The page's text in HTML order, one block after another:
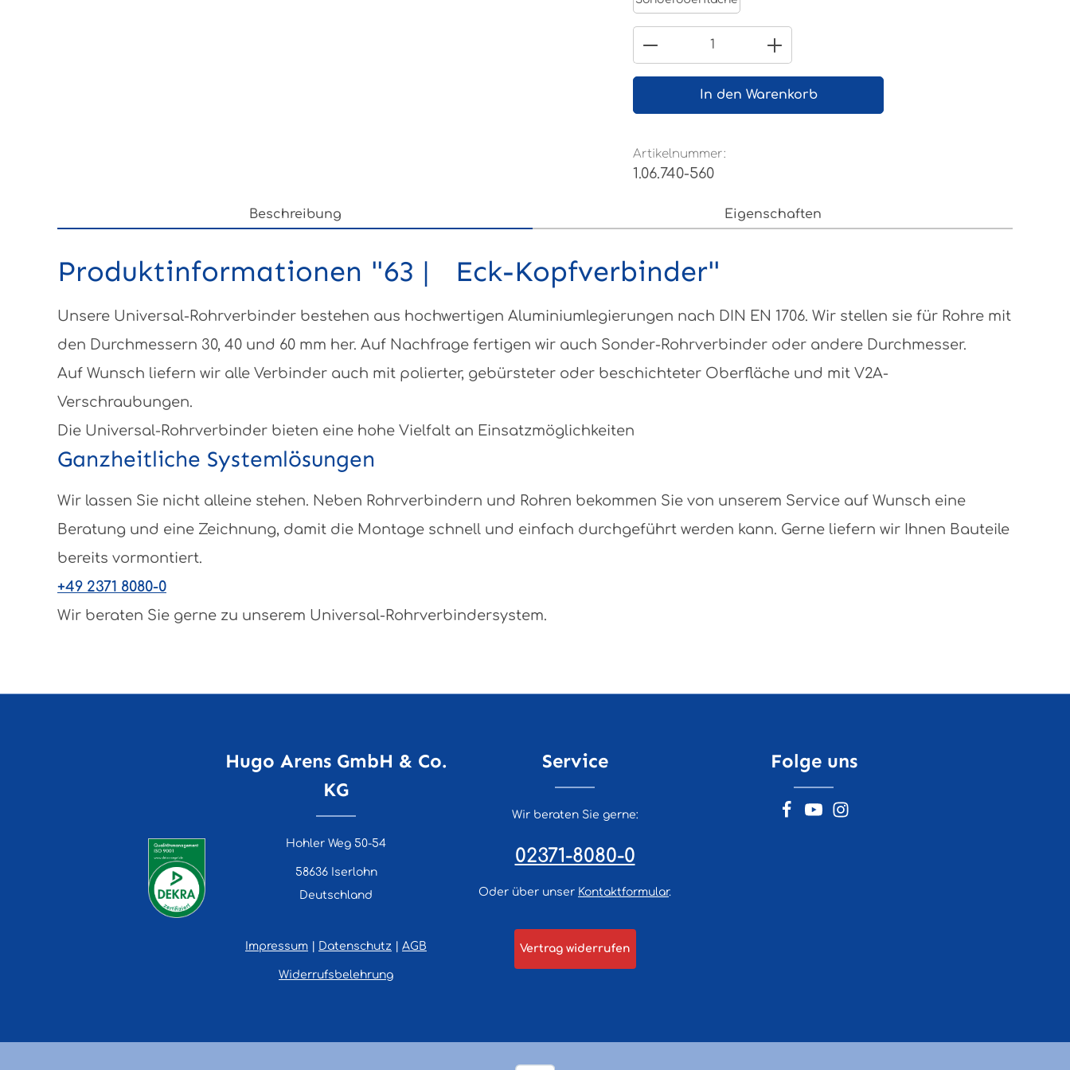
Produkt Anzahl: Gib den gewünschten
In den Warenkorb
Artikelnummer:
1.06.740-560
Beschreibung Eigenschaften
Produktinformationen "63 | Eck-Kopfverbinder"
Unsere Universal-Rohrverbinder bestehen aus hochwertigen Aluminiumlegierungen nach DIN EN 1706. Wir stellen sie für Rohre mit
den Durchmessern 30, 40 und 60 mm her. Auf Nachfrage fertigen wir auch Sonder-Rohrverbinder oder andere Durchmesser.
Auf Wunsch liefern wir alle Verbinder auch mit polierter, gebürsteter oder beschichteter Oberfläche und mit V2A-
Verschraubungen.
Die Universal-Rohrverbinder bieten eine hohe Vielfalt an Einsatzmöglichkeiten
Ganzheitliche Systemlösungen
Wir lassen Sie nicht alleine stehen. Neben Rohrverbindern und Rohren bekommen Sie von unserem Service auf Wunsch eine
Beratung und eine Zeichnung, damit die Montage schnell und einfach durchgeführt werden kann. Gerne liefern wir Ihnen Bauteile
bereits vormontiert.
+49 2371 8080-0
Wir beraten Sie gerne zu unserem Universal-Rohrverbindersystem.
Hugo Arens GmbH & Co.
KG
Hohler Weg 50-54
58636 Iserlohn
Deutschland
Impressum Datenschutz AGB
Widerrufsbelehrung
Service
Wir beraten Sie gerne:
02371-8080-0
Oder über unser Kontaktformular.
Vertrag widerrufen
Folge uns